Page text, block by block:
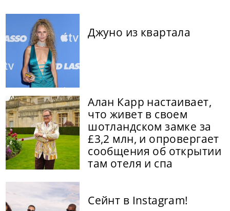
Джуно из квартала
Алан Карр настаивает,
что живет в своем
шотландском замке за
£3,2 млн, и опровергает
сообщения об открытии
там отеля и спа
Сейнт в Instagram!